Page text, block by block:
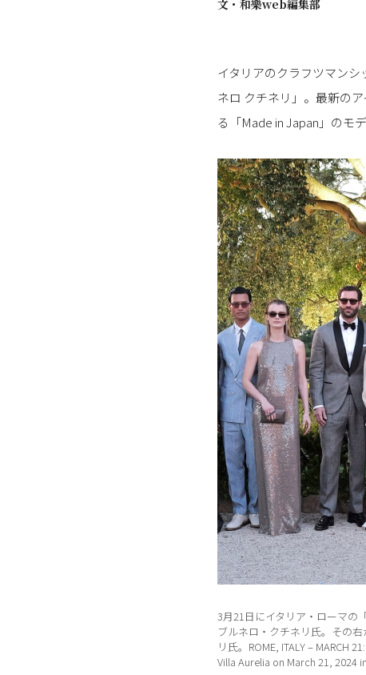
文・ 和樂web編集部
イタリアのクラフツマン
ネロ クチネリ」。最新の
る「Made in Japan」のモ
3月21日にイタリア・ローマの
ブルネロ・クチネリ氏。その
リ氏。ROME, ITALY –
Villa Aurelia on March 21, 2024